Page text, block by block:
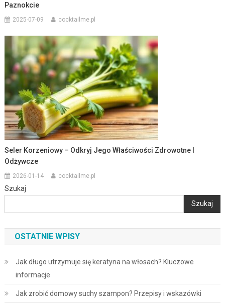
Paznokcie
2025-07-09 cocktailme.pl
Seler Korzeniowy – Odkryj Jego Właściwości Zdrowotne I
Odżywcze
2026-01-14 cocktailme.pl
Szukaj
Szukaj
OSTATNIE WPISY
Jak długo utrzymuje się keratyna na włosach? Kluczowe
informacje
Jak zrobić domowy suchy szampon? Przepisy i wskazówki